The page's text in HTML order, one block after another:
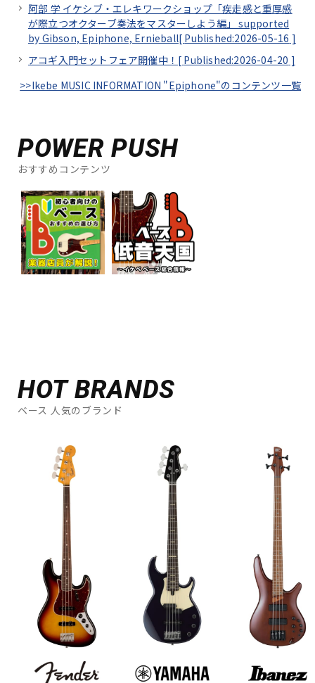
阿部 学 イケシブ・エレキワークショップ「疾走感と重厚感
が際立つオクターブ奏法をマスターしよう編」 supported
by Gibson, Epiphone, Ernieball[ Published:2026-05-16 ]
アコギ入門セットフェア開催中！[ Published:2026-04-20 ]
>>Ikebe MUSIC INFORMATION "Epiphone"のコンテンツ一覧
POWER PUSH
おすすめコンテンツ
HOT BRANDS
ベース 人気のブランド